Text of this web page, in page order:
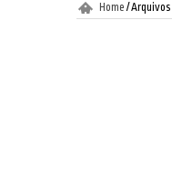
Home /Arquivos